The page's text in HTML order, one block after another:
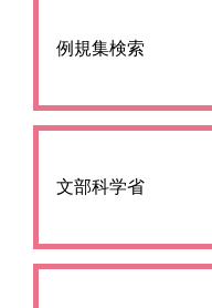
例規集検索
文部科学省